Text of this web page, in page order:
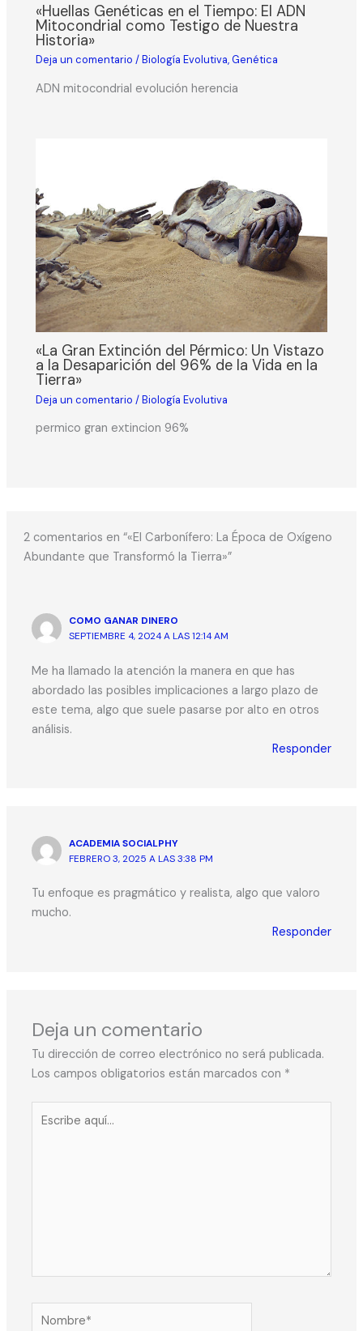
«Huellas Genéticas en el Tiempo: El ADN
Mitocondrial como Testigo de Nuestra
Historia»
Deja un comentario /Biología Evolutiva,Genética
ADN mitocondrial evolución herencia
«La Gran Extinción del Pérmico: Un Vistazo
a la Desaparición del 96% de la Vida en la
Tierra»
Deja un comentario /Biología Evolutiva
permico gran extincion 96%
2 comentarios en “«El Carbonífero: La Época de Oxígeno
Abundante que Transformó la Tierra»”
COMO GANAR DINERO
SEPTIEMBRE 4, 2024 A LAS 12:14 AM
Me ha llamado la atención la manera en que has
abordado las posibles implicaciones a largo plazo de
este tema, algo que suele pasarse por alto en otros
análisis.
Responder
ACADEMIA SOCIALPHY
FEBRERO 3, 2025 A LAS 3:38 PM
Tu enfoque es pragmático y realista, algo que valoro
mucho.
Responder
Deja un comentario
Tu dirección de correo electrónico no será publicada.
Los campos obligatorios están marcados con *
aquí...